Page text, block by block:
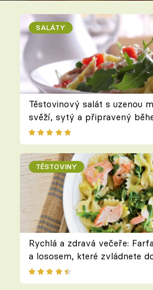
SALÁTY
Těstovinový salát s uzenou
svěží, sytý a připravený
TĚSTOVINY
Rychlá a zdravá večeře:
a lososem, které zvládnete